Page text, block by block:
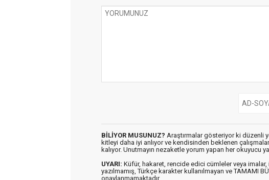
BİLİYOR MUSUNUZ? Araştırmalar gösteriyor ki düzenli
kitleyi daha iyi anlıyor ve kendisinden beklenen
kalıyor. Unutmayın nezaketle yorum yapan her okuyucu
UYARI: Küfür, hakaret, rencide edici cümleler veya imalar,
yazılmamış, Türkçe karakter kullanılmayan ve TAMAMI
onaylanmamaktadır.